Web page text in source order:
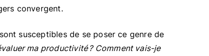
convergent.
susceptibles de se poser ce genre de
ma productivité ? Comment vais-je